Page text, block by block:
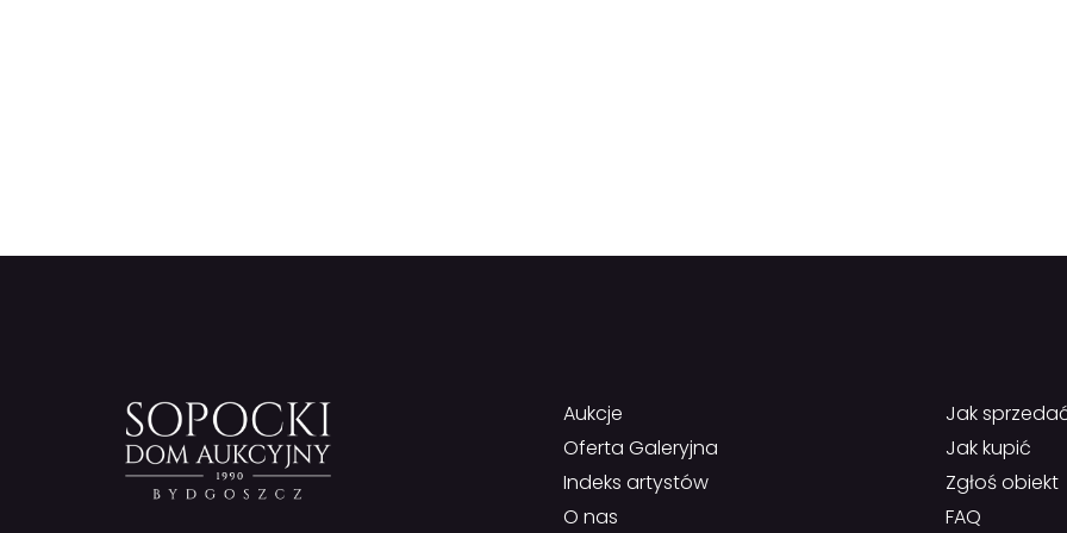
Aukcje
Oferta Galeryjna
Indeks artystów
O nas
Jak
Jak kupić
Zgłoś obiekt
FAQ